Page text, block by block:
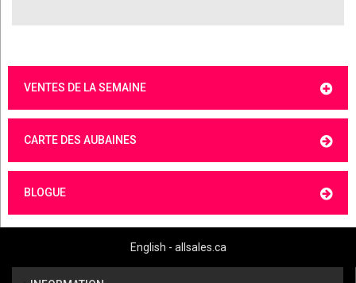
VENTES DE LA SEMAINE
CARTE DES AUBAINES
BLOGUE
English - allsales.ca